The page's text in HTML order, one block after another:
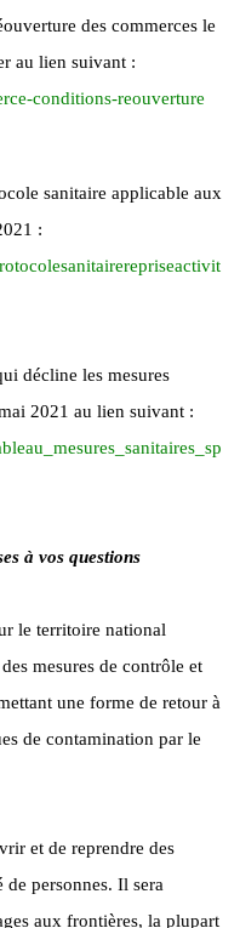
des commerces le
au lien suivant :
conditions-reouverture
sanitaire applicable aux
:
décline les mesures
2021 au lien suivant :
à vos questions
le territoire national
mesures de contrôle et
une forme de retour à
de contamination par le
et de reprendre des
personnes. Il sera
aux frontières, la plupart